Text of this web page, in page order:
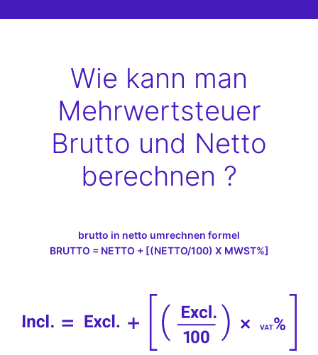
Wie kann man
Mehrwertsteuer
Brutto und Netto
berechnen ?
brutto in netto umrechnen formel
BRUTTO = NETTO + [(NETTO/100) X MWST%]